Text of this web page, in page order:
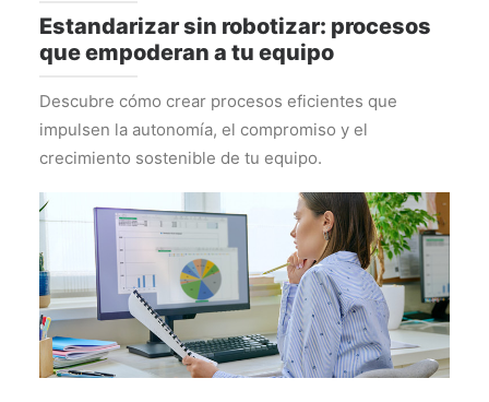
Estandarizar sin robotizar: procesos
que empoderan a tu equipo
Descubre cómo crear procesos eficientes que
impulsen la autonomía, el compromiso y el
crecimiento sostenible de tu equipo.